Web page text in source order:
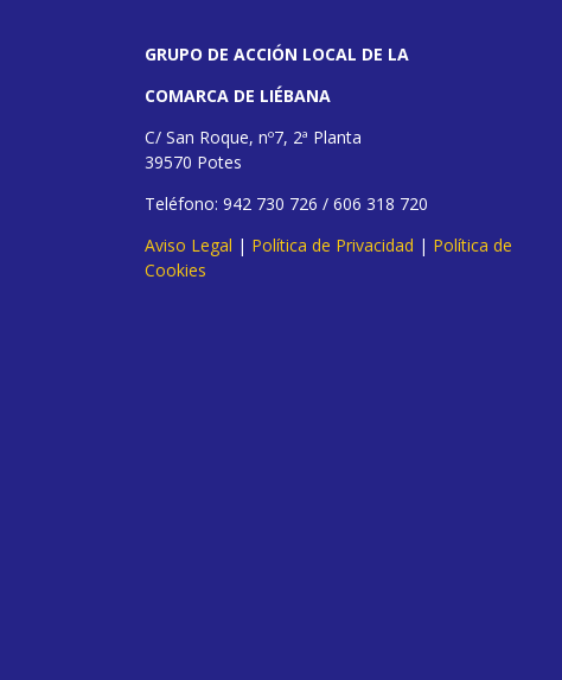
GRUPO DE ACCIÓN LOCAL DE LA
COMARCA DE LIÉBANA
C/ San Roque, nº7, 2ª Planta
39570 Potes
Teléfono: 942 730 726 / 606 318 720
Aviso Legal | Política de Privacidad | Política de
Cookies